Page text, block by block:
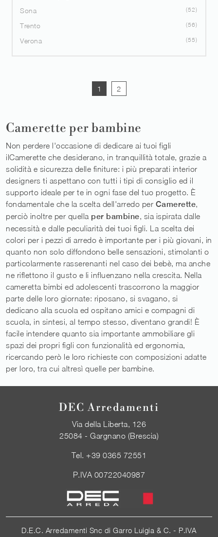
Sona 52
Trento 56
Verona 55
1 2
Camerette per bambine
Non perdere l'occasione di dedicare ai tuoi figli
ilCamerette che desiderano, in tranquillità totale, grazie a
solidità e sicurezza delle finiture: i più preparati interior
designers ti aspettano con tutti i tipi di consiglio ed il
supporto ideale per te in ogni fase del tuo progetto. È
fondamentale che la scelta dell'arredo per Camerette,
perciò inoltre per quella per bambine, sia ispirata dalle
necessità e dalle peculiarità dei tuoi figli. La scelta dei
colori per i pezzi di arredo è importante per i più giovani, in
quanto non solo diffondono belle sensazioni, stimolanti o
particolarmente rasserenanti nel caso dei bebè, ma anche
ne riflettono il gusto e li influenzano nella crescita. Nella
cameretta bimbi ed adolescenti trascorrono la maggior
parte delle loro giornate: riposano, si svagano, si
dedicano alla scuola ed ospitano amici e compagni di
scuola, in sintesi, al tempo stesso, diventano grandi! È
facile intendere quanto sia importante ammobiliare gli
spazi dei propri figli con funzionalità ed ergonomia,
ricercando però le loro richieste con composizioni adatte
per loro, tra cui altresì quelle per bambine.
DEC Arredamenti
Via della Liberta, 126
25084 - Gargnano (Brescia)
Tel.+39 0365 72551
P.IVA 00722040987
D.E.C. Arredamenti Snc di Garro Luigia & C. - P.IVA